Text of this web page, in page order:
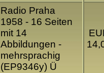
Radio Praha
1958 - 16 Seiten
mit 14
Abbildungen -
mehrsprachig
(EP9346y) Ü